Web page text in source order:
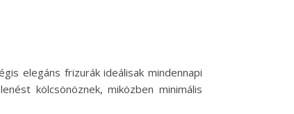
elegáns frizurák ideálisak mindennapi
kölcsönöznek, miközben minimális